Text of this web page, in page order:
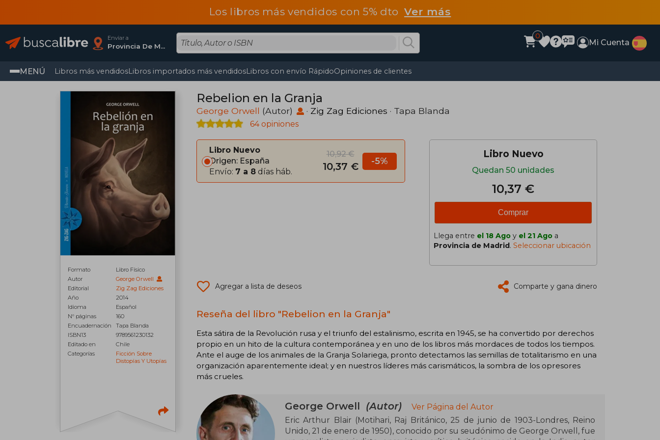
Los libros más vendidos con 5% dtoVer más
Enviar a
Provincia De Madrid
0
Mi Cuenta
MENÚ Libros más vendidosLibros importados más vendidosLibros con envío RápidoOpiniones de clientes
Formato
Libro Físico
Autor
George Orwell
Editorial
Zig Zag Ediciones
Año
2014
Idioma
Español
N° páginas
160
Encuadernación
Tapa Blanda
ISBN13
9789561230132
Editado en
Chile
Categorías
Ficción Sobre
Distopías Y Utopías
Rebelion en la Granja
George Orwell (Autor) · Zig Zag Ediciones · Tapa Blanda
64 opiniones
Libro Nuevo
Origen: España
Envío: 7 a 8 días háb.
10,92 €
10,37 € -5%
Libro Nuevo
Quedan 50 unidades
10,37 €
Comprar
Llega entre el 18 Ago y el 21 Ago a
Provincia de Madrid. Seleccionar ubicación
Agregar a lista de deseos Comparte y gana dinero
Reseña del libro "Rebelion en la Granja"
Esta sátira de la Revolución rusa y el triunfo del estalinismo, escrita en 1945, se ha convertido por derechos
propio en un hito de la cultura contemporánea y en uno de los libros más mordaces de todos los tiempos.
Ante el auge de los animales de la Granja Solariega, pronto detectamos las semillas de totalitarismo en una
organización aparentemente ideal; y en nuestros líderes más carismáticos, la sombra de los opresores
más crueles.
George Orwell (Autor)
Ver Página del Autor
Eric Arthur Blair (Motihari, Raj Británico, 25 de junio de 1903-Londres, Reino
Unido, 21 de enero de 1950), conocido por su seudónimo de George Orwell, fue